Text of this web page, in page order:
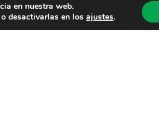
en nuestra web.
o desactivarlas en losajustes.